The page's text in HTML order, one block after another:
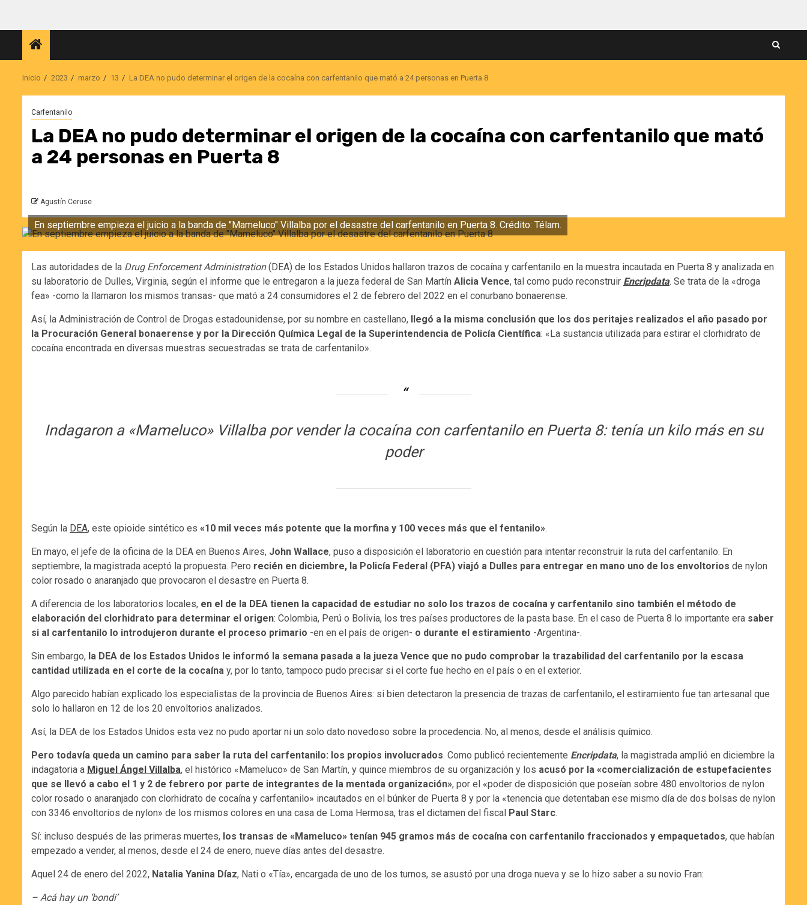
Inicio 2023 marzo 13 La DEA no pudo determinar el origen de la cocaína con carfentanilo que mató a 24 personas en Puerta 8
Carfentanilo
La DEA no pudo determinar el origen de la cocaína con carfentanilo que mató
a 24 personas en Puerta 8
Agustín Ceruse
En septiembre empieza el juicio a la banda de "Mameluco" Villalba por el desastre del carfentanilo en Puerta 8. Crédito: Télam.
Las autoridades de la Drug Enforcement Administration(DEA) de los Estados Unidos hallaron trazos de cocaína y carfentanilo en la muestra incautada en Puerta 8 y analizada en
su laboratorio de Dulles, Virginia, según el informe que le entregaron a la jueza federal de San Martín Alicia Vence, tal como pudo reconstruir Encripdata. Se trata de la «droga
fea» -como la llamaron los mismos transas- que mató a 24 consumidores el 2 de febrero del 2022 en el conurbano bonaerense.
Así, la Administración de Control de Drogas estadounidense, por su nombre en castellano, llegó a la misma conclusión que los dos peritajes realizados el año pasado por
la Procuración General bonaerense y por la Dirección Química Legal de la Superintendencia de Policía Científica: «La sustancia utilizada para estirar el clorhidrato de
cocaína encontrada en diversas muestras secuestradas se trata de carfentanilo».
Indagaron a «Mameluco» Villalba por vender la cocaína con carfentanilo en Puerta 8: tenía un kilo más en su
poder
Según la DEA, este opioide sintético es «10 mil veces más potente que la morfina y 100 veces más que el fentanilo».
En mayo, el jefe de la oficina de la DEA en Buenos Aires, John Wallace, puso a disposición el laboratorio en cuestión para intentar reconstruir la ruta del carfentanilo. En
septiembre, la magistrada aceptó la propuesta. Pero recién en diciembre, la Policía Federal (PFA) viajó a Dulles para entregar en mano uno de los envoltorios de nylon
color rosado o anaranjado que provocaron el desastre en Puerta 8.
A diferencia de los laboratorios locales, en el de la DEA tienen la capacidad de estudiar no solo los trazos de cocaína y carfentanilo sino también el método de
elaboración del clorhidrato para determinar el origen: Colombia, Perú o Bolivia, los tres países productores de la pasta base. En el caso de Puerta 8 lo importante era saber
si al carfentanilo lo introdujeron durante el proceso primario -en en el país de origen- o durante el estiramiento -Argentina-.
Sin embargo, la DEA de los Estados Unidos le informó la semana pasada a la jueza Vence que no pudo comprobar la trazabilidad del carfentanilo por la escasa
cantidad utilizada en el corte de la cocaína y, por lo tanto, tampoco pudo precisar si el corte fue hecho en el país o en el exterior.
Algo parecido habían explicado los especialistas de la provincia de Buenos Aires: si bien detectaron la presencia de trazas de carfentanilo, el estiramiento fue tan artesanal que
solo lo hallaron en 12 de los 20 envoltorios analizados.
Así, la DEA de los Estados Unidos esta vez no pudo aportar ni un solo dato novedoso sobre la procedencia. No, al menos, desde el análisis químico.
Pero todavía queda un camino para saber la ruta del carfentanilo: los propios involucrados. Como publicó recientemente Encripdata, la magistrada amplió en diciembre la
indagatoria a Miguel Ángel Villalba, el histórico «Mameluco» de San Martín, y quince miembros de su organización y los acusó por la «comercialización de estupefacientes
que se llevó a cabo el 1 y 2 de febrero por parte de integrantes de la mentada organización», por el «poder de disposición que poseían sobre 480 envoltorios de nylon
color rosado o anaranjado con clorhidrato de cocaína y carfentanilo» incautados en el búnker de Puerta 8 y por la «tenencia que detentaban ese mismo día de dos bolsas de nylon
con 3346 envoltorios de nylon» de los mismos colores en una casa de Loma Hermosa, tras el dictamen del fiscal Paul Starc.
Sí: incluso después de las primeras muertes, los transas de «Mameluco» tenían 945 gramos más de cocaína con carfentanilo fraccionados y empaquetados, que habían
empezado a vender, al menos, desde el 24 de enero, nueve días antes del desastre.
Aquel 24 de enero del 2022, Natalia Yanina Díaz, Nati o «Tía», encargada de uno de los turnos, se asustó por una droga nueva y se lo hizo saber a su novio Fran:
– Acá hay un ‘bondi’